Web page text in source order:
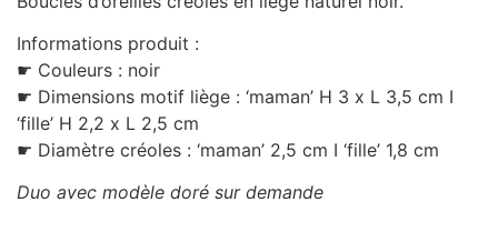
Informations produit :
☛ Couleurs : noir
☛ Dimensions motif liège : ‘maman’ H 3 x L 3,5 cm I
‘fille’ H 2,2 x L 2,5 cm
☛ Diamètre créoles : ‘maman’ 2,5 cm I ‘fille’ 1,8 cm
Duo avec modèle doré sur demande